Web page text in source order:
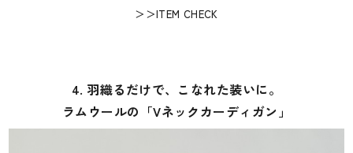
＞＞ITEM CHECK
4. 羽織るだけで、こなれた装いに。
ラムウールの「Vネックカーディガン」